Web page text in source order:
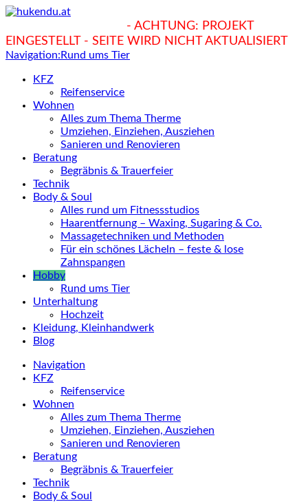
- ACHTUNG: PROJEKT
EINGESTELLT - SEITE WIRD NICHT AKTUALISIERT
Navigation: Rund ums Tier
KFZ
Reifenservice
Wohnen
Alles zum Thema Therme
Umziehen, Einziehen, Ausziehen
Sanieren und Renovieren
Beratung
Begräbnis & Trauerfeier
Technik
Body & Soul
Alles rund um Fitnessstudios
Haarentfernung – Waxing, Sugaring & Co.
Massagetechniken und Methoden
Für ein schönes Lächeln – feste & lose
Zahnspangen
Hobby
Rund ums Tier
Unterhaltung
Hochzeit
Kleidung, Kleinhandwerk
Blog
Navigation
KFZ
Reifenservice
Wohnen
Alles zum Thema Therme
Umziehen, Einziehen, Ausziehen
Sanieren und Renovieren
Beratung
Begräbnis & Trauerfeier
Technik
Body & Soul